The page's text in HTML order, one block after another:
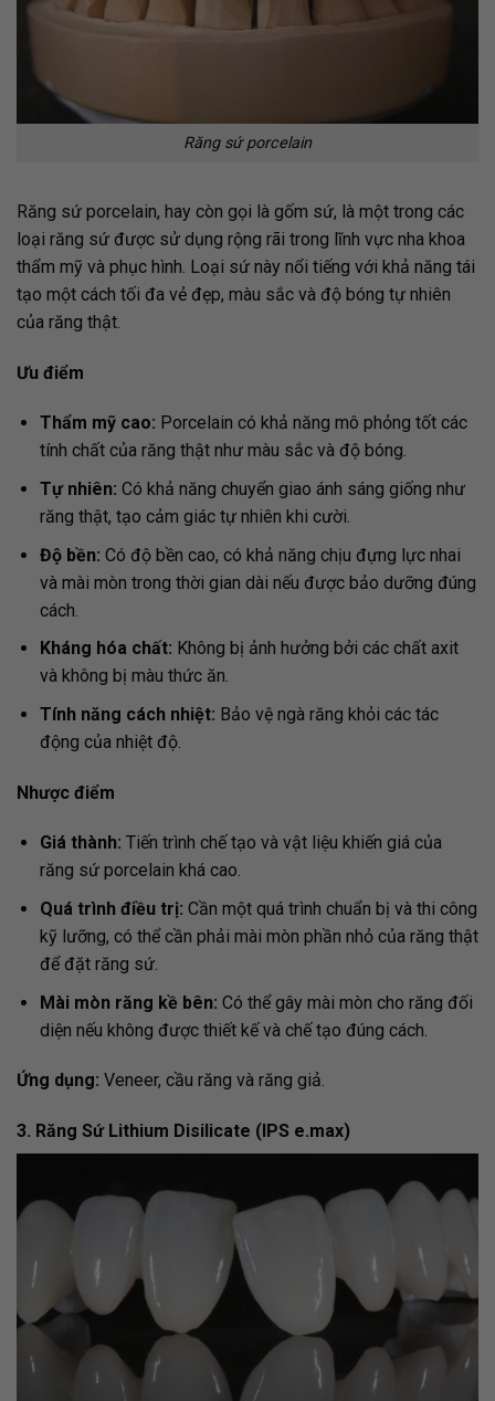
Răng sứ porcelain
Răng sứ porcelain, hay còn gọi là gốm sứ, là một trong các
loại răng sứ được sử dụng rộng rãi trong lĩnh vực nha khoa
thẩm mỹ và phục hình. Loại sứ này nổi tiếng với khả năng tái
tạo một cách tối đa vẻ đẹp, màu sắc và độ bóng tự nhiên
của răng thật.
Ưu điểm
Thẩm mỹ cao: Porcelain có khả năng mô phỏng tốt các
tính chất của răng thật như màu sắc và độ bóng.
Tự nhiên: Có khả năng chuyển giao ánh sáng giống như
răng thật, tạo cảm giác tự nhiên khi cười.
Độ bền: Có độ bền cao, có khả năng chịu đựng lực nhai
và mài mòn trong thời gian dài nếu được bảo dưỡng đúng
cách.
Kháng hóa chất: Không bị ảnh hưởng bởi các chất axit
và không bị màu thức ăn.
Tính năng cách nhiệt: Bảo vệ ngà răng khỏi các tác
động của nhiệt độ.
Nhược điểm
Giá thành: Tiến trình chế tạo và vật liệu khiến giá của
răng sứ porcelain khá cao.
Quá trình điều trị: Cần một quá trình chuẩn bị và thi công
kỹ lưỡng, có thể cần phải mài mòn phần nhỏ của răng thật
để đặt răng sứ.
Mài mòn răng kề bên: Có thể gây mài mòn cho răng đối
diện nếu không được thiết kế và chế tạo đúng cách.
Ứng dụng: Veneer, cầu răng và răng giả.
3. Răng Sứ Lithium Disilicate (IPS e.max)